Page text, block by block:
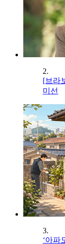
2.
[브라
미선
3.
‘아파